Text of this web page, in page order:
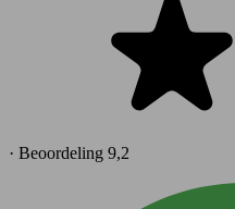
· Beoordeling 9,2